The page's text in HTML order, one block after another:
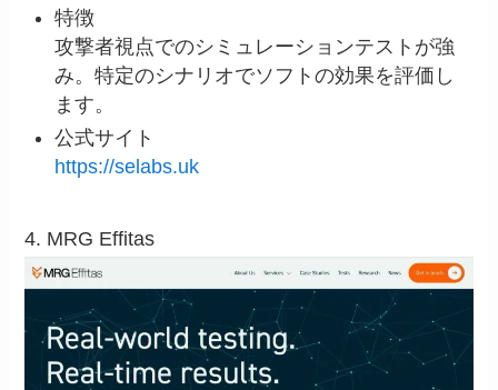
特徴
攻撃者視点でのシミュレーションテストが強
み。特定のシナリオでソフトの効果を評価し
ます。
公式サイト
https://selabs.uk
4. MRG Effitas